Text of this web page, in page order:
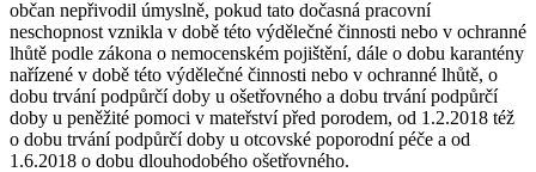
občan nepřivodil úmyslně, pokud tato dočasná pracovní
neschopnost vznikla v době této výdělečné činnosti nebo v ochranné
lhůtě podle zákona o nemocenském pojištění, dále o dobu karantény
nařízené v době této výdělečné činnosti nebo v ochranné lhůtě, o
dobu trvání podpůrčí doby u ošetřovného a dobu trvání podpůrčí
doby u peněžité pomoci v mateřství před porodem, od 1.2.2018 též
o dobu trvání podpůrčí doby u otcovské poporodní péče a od
1.6.2018 o dobu dlouhodobého ošetřovného.